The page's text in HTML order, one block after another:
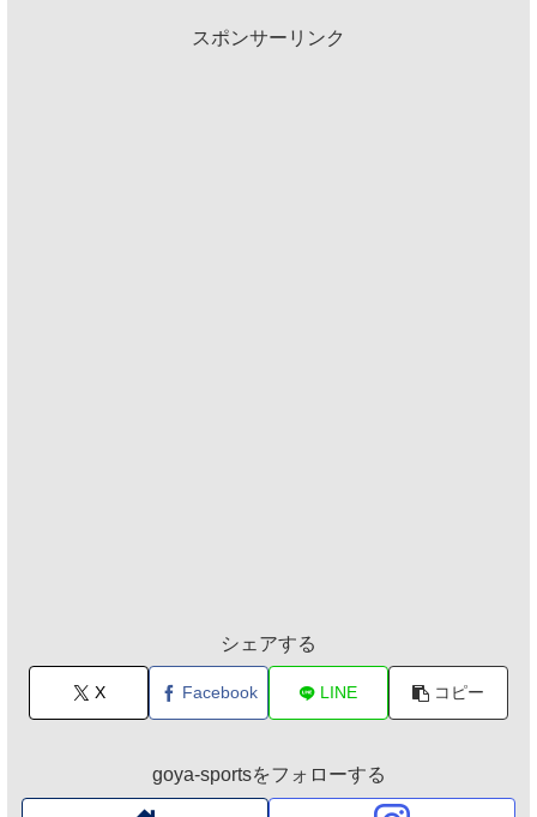
スポンサーリンク
シェアする
X Facebook LINE コピー
goya-sportsをフォローする